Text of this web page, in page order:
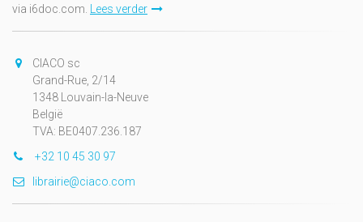
via i6doc.com. Lees verder
CIACO sc
Grand-Rue, 2/14
1348 Louvain-la-Neuve
België
TVA: BE0407.236.187
+32 10 45 30 97
librairie@ciaco.com